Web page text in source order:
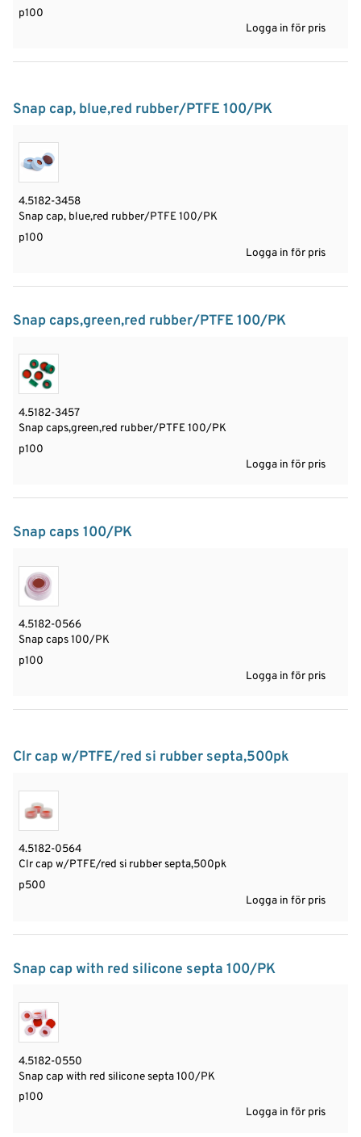
p100
Logga in för pris
Snap cap, blue,red rubber/PTFE 100/PK
4.5182-3458
Snap cap, blue,red rubber/PTFE 100/PK
p100
Logga in för pris
Snap caps,green,red rubber/PTFE 100/PK
4.5182-3457
Snap caps,green,red rubber/PTFE 100/PK
p100
Logga in för pris
Snap caps 100/PK
4.5182-0566
Snap caps 100/PK
p100
Logga in för pris
Clr cap w/PTFE/red si rubber septa,500pk
4.5182-0564
Clr cap w/PTFE/red si rubber septa,500pk
p500
Logga in för pris
Snap cap with red silicone septa 100/PK
4.5182-0550
Snap cap with red silicone septa 100/PK
p100
Logga in för pris